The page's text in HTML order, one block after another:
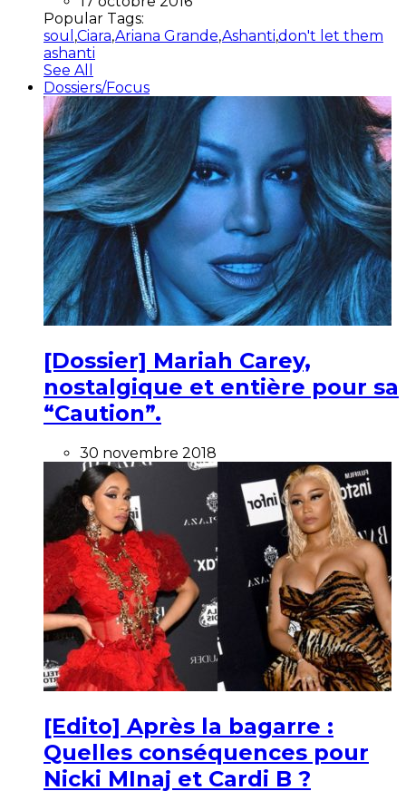
Popular Tags:
soul ,Ciara,Ariana Grande,Ashanti,don't let them
ashanti
See All
Dossiers/Focus
[Dossier] Mariah Carey,
nostalgique et entière pour sa
“Caution”.
30 novembre 2018
[Edito] Après la bagarre :
Quelles conséquences pour
Nicki MInaj et Cardi B ?